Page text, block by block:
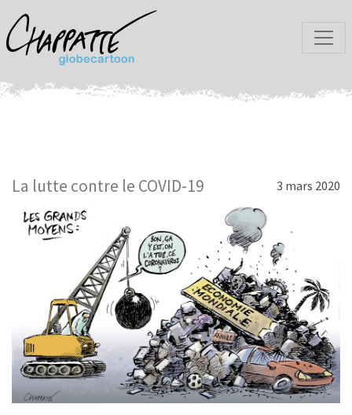
La lutte contre le COVID-19 3 mars 2020